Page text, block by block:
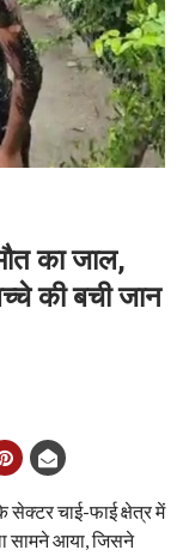
का जाल,
की बची जान
सेक्टर चाई-फाई क्षेत्र में
सामने आया, जिसने